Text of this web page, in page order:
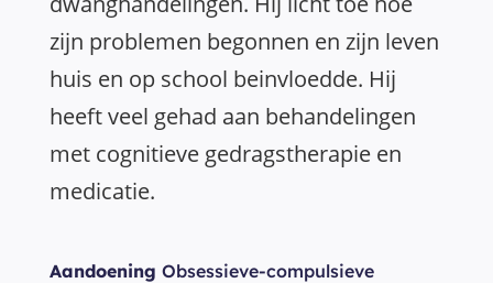
zijn problemen begonnen en zijn leven
huis en op school beinvloedde. Hij
heeft veel gehad aan behandelingen
met cognitieve gedragstherapie en
medicatie.
Aandoening Obsessieve-compulsieve